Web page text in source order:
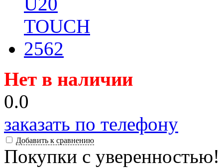
Нет в наличии
0.0
заказать по телефону
Добавить к сравнению
Покупки с уверенностью!